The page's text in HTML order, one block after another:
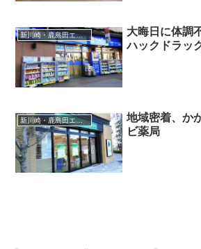
新川崎・鹿島田エリア
大晦日に体調
ハックドラッ
新川崎・鹿島田エリア
地域密着、か
ビ薬局